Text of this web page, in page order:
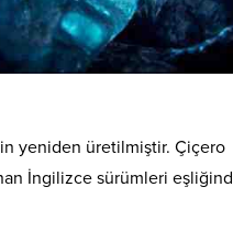
yeniden üretilmiştir. Çiçero
İngilizce sürümleri